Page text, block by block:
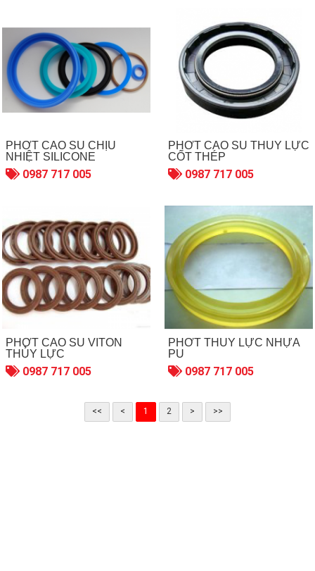
PHỚT CAO SU CHỊU
NHIỆT SILICONE
0987 717 005
PHỚT CAO SU THỦY LỰC
CỐT THÉP
0987 717 005
PHỚT CAO SU VITON
THỦY LỰC
0987 717 005
PHỚT THỦY LỰC NHỰA
PU
0987 717 005
<< < 1 2 > >>